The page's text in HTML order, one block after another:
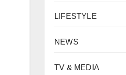
LIFESTYLE
NEWS
TV & MEDIA